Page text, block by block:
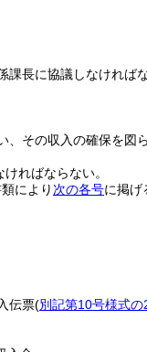
長に協議しなければな
その収入の確保を図
ればならない。
により 次の各号に掲げ
伝票(別記第10号様式の